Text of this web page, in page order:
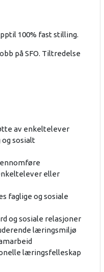
100% fast stilling.
på SFO. Tiltredelse
av enkeltelever
sosialt
eller
faglige og sosiale
og sosiale relasjoner
læringsmiljø
læringsfelleskap